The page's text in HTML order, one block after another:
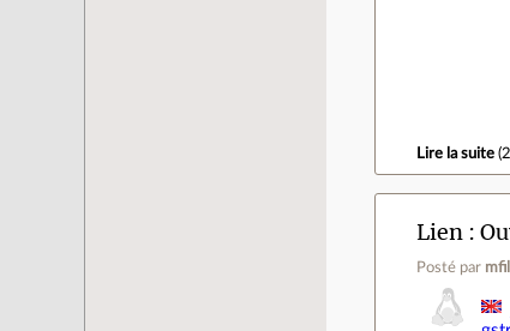
Lire la suite (
Lien
Posté par